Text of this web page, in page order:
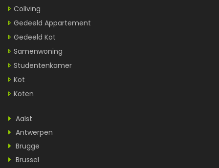
Coliving
Gedeeld Appartement
Gedeeld Kot
Samenwoning
Studentenkamer
Kot
Koten
Aalst
Antwerpen
Brugge
Brussel